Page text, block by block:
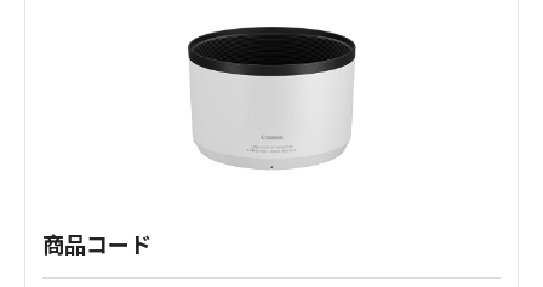
商品コード